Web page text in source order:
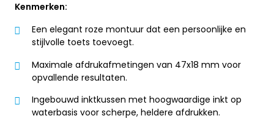
Kenmerken:
Een elegant roze montuur dat een persoonlijke en
stijlvolle toets toevoegt.
Maximale afdrukafmetingen van 47x18 mm voor
opvallende resultaten.
Ingebouwd inktkussen met hoogwaardige inkt op
waterbasis voor scherpe, heldere afdrukken.